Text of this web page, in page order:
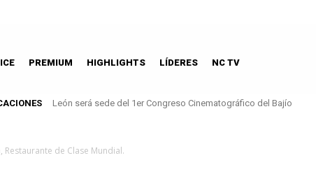
PREMIUM HIGHLIGHTS LÍDERES NC TV
León será sede del 1er Congreso Cinematográfico del Bajío
Restaurante de Clase Mundial.